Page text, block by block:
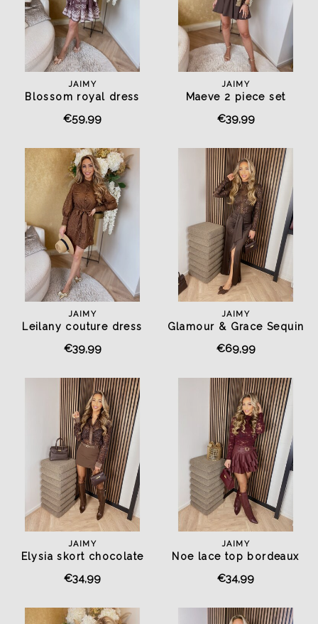
JAIMY
Blossom royal dress
€59,99
JAIMY
Maeve 2 piece set
€39,99
JAIMY
Leilany couture dress
€39,99
JAIMY
Glamour & Grace Sequin
€69,99
JAIMY
Elysia skort chocolate
€34,99
JAIMY
Noe lace top bordeaux
€34,99